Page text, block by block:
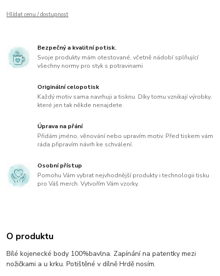
Hlídat cenu / dostupnost
Bezpečný a kvalitní potisk.
Svoje produkty mám otestované, včetně nádobí splňující
všechny normy pro styk s potravinami
Originální celopotisk
Každý motiv sama navrhuji a tisknu. Díky tomu vznikají výrobky,
které jen tak někde nenajdete.
Úprava na přání
Přidám jméno, věnování nebo upravím motiv. Před tiskem vám
ráda připravím návrh ke schválení.
Osobní přístup
Pomohu Vám vybrat nejvhodnější produkty i technologii tisku
pro Váš merch. Vytvořím Vám vzorky.
O produktu
Bílé kojenecké body 100%bavlna. Zapínání na patentky mezi
nožičkami a u krku. Potištěné v dílně Hrdě nosím.